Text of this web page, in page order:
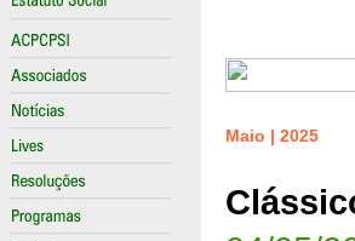
Maio | 2025